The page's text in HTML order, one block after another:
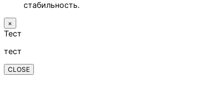
стабильность.
×
Тест
тест
CLOSE